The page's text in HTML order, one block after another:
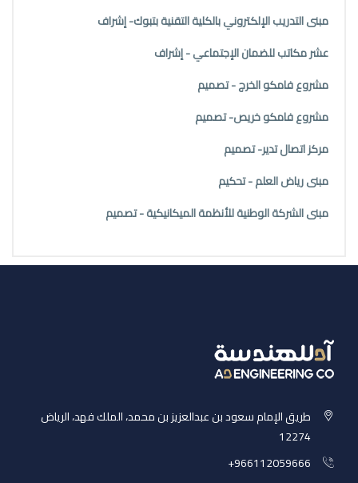
مبنى التدريب الإلكتروني بالكلية التقنية بتبوك- إشراف
عشر مكاتب للضمان الإجتماعي - إشراف
مشروع فامكو الخرج - تصميم
مشروع فامكو خريص- تصميم
مركز اتصال تدير- تصميم
مبنى رياض العلم - تحكيم
مبنى الشركة الوطنية للأنظمة الميكانيكية - تصميم
طريق الإمام سعود بن عبدالعزيز بن محمد، الملك فهد، الرياض
12274
‎+966112059666